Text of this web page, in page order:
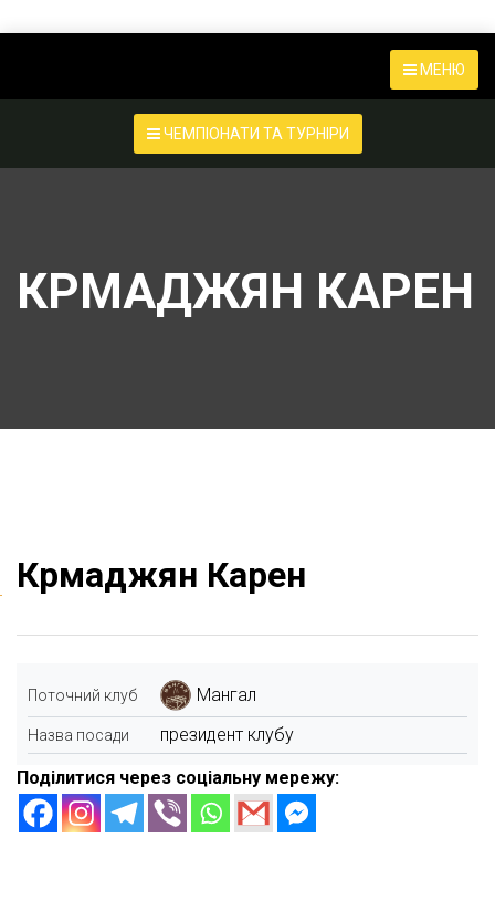
МЕНЮ
ЧЕМПІОНАТИ ТА ТУРНІРИ
КРМАДЖЯН КАРЕН
Крмаджян Карен
Поточний клуб Мангал
Назва посади президент клубу
Поділитися через соціальну мережу: